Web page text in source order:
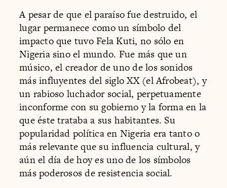
A pesar de que el paraíso fue destruido, el
lugar permanece como un símbolo del
impacto que tuvo Fela Kuti, no sólo en
Nigeria sino el mundo. Fue más que un
músico, el creador de uno de los sonidos
más influyentes del siglo XX (el Afrobeat), y
un rabioso luchador social, perpetuamente
inconforme con su gobierno y la forma en la
que éste trataba a sus habitantes. Su
popularidad política en Nigeria era tanto o
más relevante que su influencia cultural, y
aún el día de hoy es uno de los símbolos
más poderosos de resistencia social.